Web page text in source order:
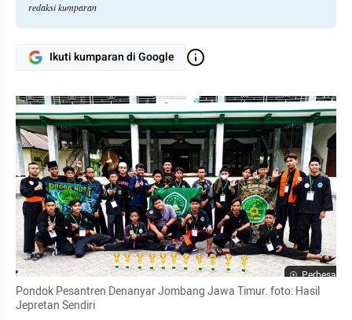
redaksi kumparan
Ikuti kumparan di Google
Perbesar
Pondok Pesantren Denanyar Jombang Jawa Timur. foto: Hasil
Jepretan Sendiri